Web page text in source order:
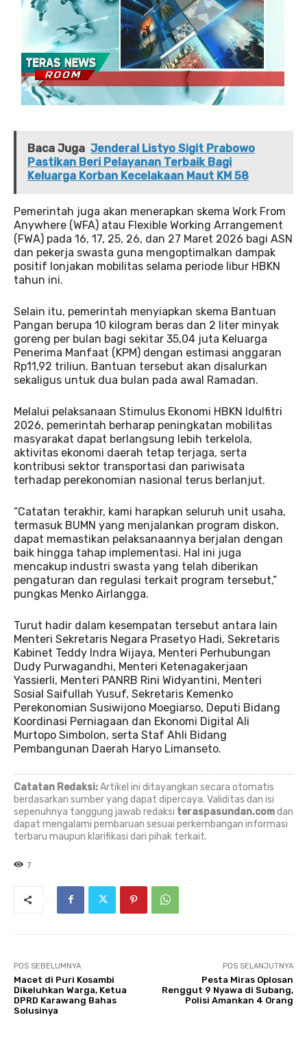
Baca Juga Jenderal Listyo Sigit Prabowo
Pastikan Beri Pelayanan Terbaik Bagi
Keluarga Korban Kecelakaan Maut KM 58
Pemerintah juga akan menerapkan skema Work From
Anywhere (WFA) atau Flexible Working Arrangement
(FWA) pada 16, 17, 25, 26, dan 27 Maret 2026 bagi ASN
dan pekerja swasta guna mengoptimalkan dampak
positif lonjakan mobilitas selama periode libur HBKN
tahun ini.
Selain itu, pemerintah menyiapkan skema Bantuan
Pangan berupa 10 kilogram beras dan 2 liter minyak
goreng per bulan bagi sekitar 35,04 juta Keluarga
Penerima Manfaat (KPM) dengan estimasi anggaran
Rp11,92 triliun. Bantuan tersebut akan disalurkan
sekaligus untuk dua bulan pada awal Ramadan.
Melalui pelaksanaan Stimulus Ekonomi HBKN Idulfitri
2026, pemerintah berharap peningkatan mobilitas
masyarakat dapat berlangsung lebih terkelola,
aktivitas ekonomi daerah tetap terjaga, serta
kontribusi sektor transportasi dan pariwisata
terhadap perekonomian nasional terus berlanjut.
“Catatan terakhir, kami harapkan seluruh unit usaha,
termasuk BUMN yang menjalankan program diskon,
dapat memastikan pelaksanaannya berjalan dengan
baik hingga tahap implementasi. Hal ini juga
mencakup industri swasta yang telah diberikan
pengaturan dan regulasi terkait program tersebut,”
pungkas Menko Airlangga.
Turut hadir dalam kesempatan tersebut antara lain
Menteri Sekretaris Negara Prasetyo Hadi, Sekretaris
Kabinet Teddy Indra Wijaya, Menteri Perhubungan
Dudy Purwagandhi, Menteri Ketenagakerjaan
Yassierli, Menteri PANRB Rini Widyantini, Menteri
Sosial Saifullah Yusuf, Sekretaris Kemenko
Perekonomian Susiwijono Moegiarso, Deputi Bidang
Koordinasi Perniagaan dan Ekonomi Digital Ali
Murtopo Simbolon, serta Staf Ahli Bidang
Pembangunan Daerah Haryo Limanseto.
Catatan Redaksi:Artikel ini ditayangkan secara otomatis
berdasarkan sumber yang dapat dipercaya. Validitas dan isi
sepenuhnya tanggung jawab redaksi teraspasundan.comdan
dapat mengalami pembaruan sesuai perkembangan informasi
terbaru maupun klarifikasi dari pihak terkait.
7
POS SEBELUMNYA
Macet di Puri Kosambi
Dikeluhkan Warga, Ketua
DPRD Karawang Bahas
Solusinya
POS SELANJUTNYA
Pesta Miras Oplosan
Renggut 9 Nyawa di Subang,
Polisi Amankan 4 Orang